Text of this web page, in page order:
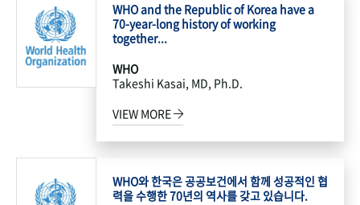
WHO and the Republic of Korea have a
70-year-long history of working
together...
WHO
Takeshi Kasai, MD, Ph.D.
VIEW MORE
WHO와 한국은 공공보건에서 함께 성공적인 협
력을 수행한 70년의 역사를 갖고 있습니다.